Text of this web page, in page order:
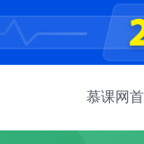
慕课网